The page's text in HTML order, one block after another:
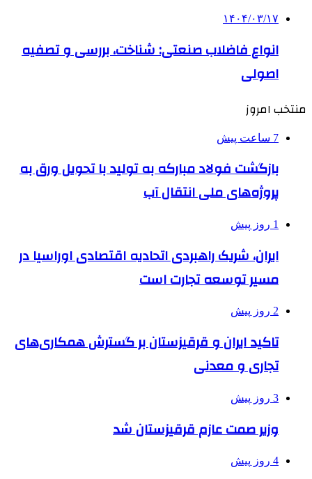
۱۴۰۴/۰۳/۱۷
انواع فاضلاب صنعتی: شناخت، بررسی و تصفیه
اصولی
منتخب امروز
7 ساعت پیش
بازگشت فولاد مبارکه به تولید با تحویل ورق به
پروژه‌های ملی انتقال آب
1 روز پیش
ایران، شریک راهبردی اتحادیه اقتصادی اوراسیا در
مسیر توسعه تجارت است
2 روز پیش
تاکید ایران و قرقیزستان بر گسترش همکاری‌های
تجاری و معدنی
3 روز پیش
وزیر صمت عازم قرقیزستان شد
4 روز پیش